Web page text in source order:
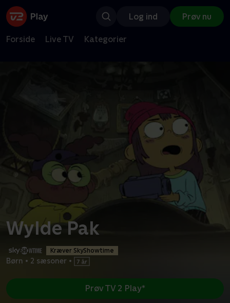
Log ind Prøv nu
Forside Live TV Kategorier
Wylde Pak
Kræver SkyShowtime
Børn • 2 sæsoner •
Prøv TV 2 Play*